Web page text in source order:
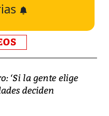
‘Si la gente elige
deciden